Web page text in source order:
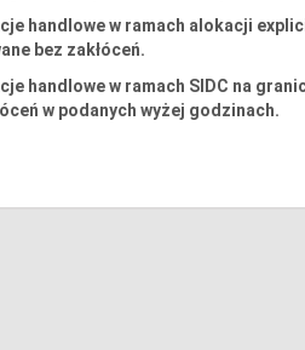
handlowe w ramach alokacji
bez zakłóceń.
handlowe w ramach SIDC na
w podanych wyżej godzinach.